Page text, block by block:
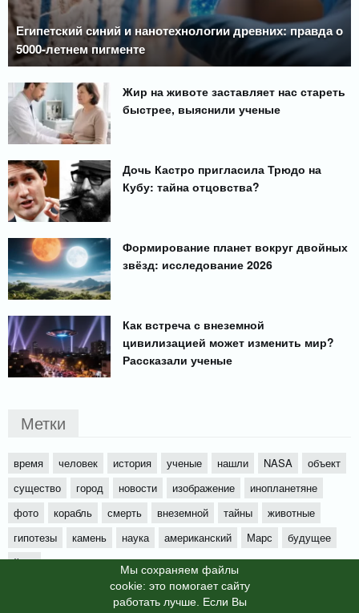
Мы cохраняем файлы
cookie: это помогает сайту
работать лучше. Если Вы
Египетский синий и нанотехнологии древних: правда о
5000-летнем пигменте
Жир на животе заставляет нас стареть
быстрее, выяснили ученые
Дочь Кастро пригласила Трюдо на
Кубу: тайна отцовства?
Формирование планет вокруг двойных
звёзд: исследование 2026
Как встреча с внеземной
цивилизацией может изменить мир?
Рассказали ученые
Метки
время человек история ученые нашли NASA
объект
существо
город новости изображение
инопланетяне
фото
корабль смерть внеземной тайны
животные
гипотезы
камень наука американский Марс
будущее
йети